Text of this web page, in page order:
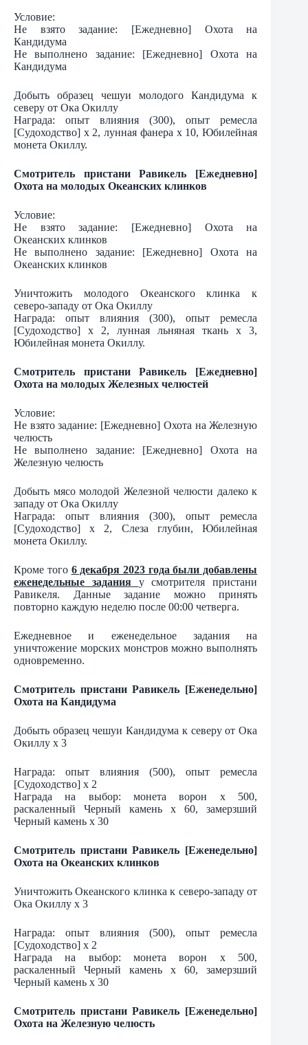
Условие:
Не взято задание: [Ежедневно] Охота на
Кандидума
Не выполнено задание: [Ежедневно] Охота на
Кандидума
Добыть образец чешуи молодого Кандидума к
северу от Ока Окиллу
Награда: опыт влияния (300), опыт ремесла
[Судоходство] х 2, лунная фанера х 10, Юбилейная
монета Окиллу.
Смотритель пристани Равикель [Ежедневно]
Охота на молодых Океанских клинков
Условие:
Не взято задание: [Ежедневно] Охота на
Океанских клинков
Не выполнено задание: [Ежедневно] Охота на
Океанских клинков
Уничтожить молодого Океанского клинка к
северо-западу от Ока Окиллу
Награда: опыт влияния (300), опыт ремесла
[Судоходство] х 2, лунная льняная ткань х 3,
Юбилейная монета Окиллу.
Смотритель пристани Равикель [Ежедневно]
Охота на молодых Железных челюстей
Условие:
Не взято задание: [Ежедневно] Охота на Железную
челюсть
Не выполнено задание: [Ежедневно] Охота на
Железную челюсть
Добыть мясо молодой Железной челюсти далеко к
западу от Ока Окиллу
Награда: опыт влияния (300), опыт ремесла
[Судоходство] х 2, Слеза глубин, Юбилейная
монета Окиллу.
Кроме того 6 декабря 2023 года были добавлены
еженедельные задания
у смотрителя пристани
Равикеля. Данные задание можно принять
повторно каждую неделю после 00:00 четверга.
Ежедневное и еженедельное задания на
уничтожение морских монстров можно выполнять
одновременно.
Смотритель пристани Равикель [Еженедельно]
Охота на Кандидума
Добыть образец чешуи Кандидума к северу от Ока
Окиллу х 3
Награда: опыт влияния (500), опыт ремесла
[Судоходство] х 2
Награда на выбор: монета ворон х 500,
раскаленный Черный камень х 60, замерзший
Черный камень х 30
Смотритель пристани Равикель [Еженедельно]
Охота на Океанских клинков
Уничтожить Океанского клинка к северо-западу от
Ока Окиллу х 3
Награда: опыт влияния (500), опыт ремесла
[Судоходство] х 2
Награда на выбор: монета ворон х 500,
раскаленный Черный камень х 60, замерзший
Черный камень х 30
Смотритель пристани Равикель [Еженедельно]
Охота на Железную челюсть